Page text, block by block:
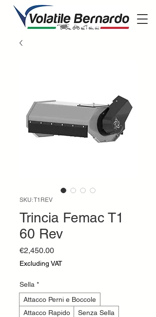
SKU: T1REV
Trincia Femac T1
60 Rev
€2,450.00Price
Excluding VAT
Sella *
Attacco Perni e Boccole
Attacco Rapido
Senza Sella